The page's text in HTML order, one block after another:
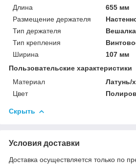
Длина
655 мм
Размещение держателя
Тип держателя
Вешалка
Тип крепления
Ширина
107 мм
Пользовательские характеристики
Материал
Латунь/
Цвет
Скрыть
Условия доставки
Доставка осуществляется только по